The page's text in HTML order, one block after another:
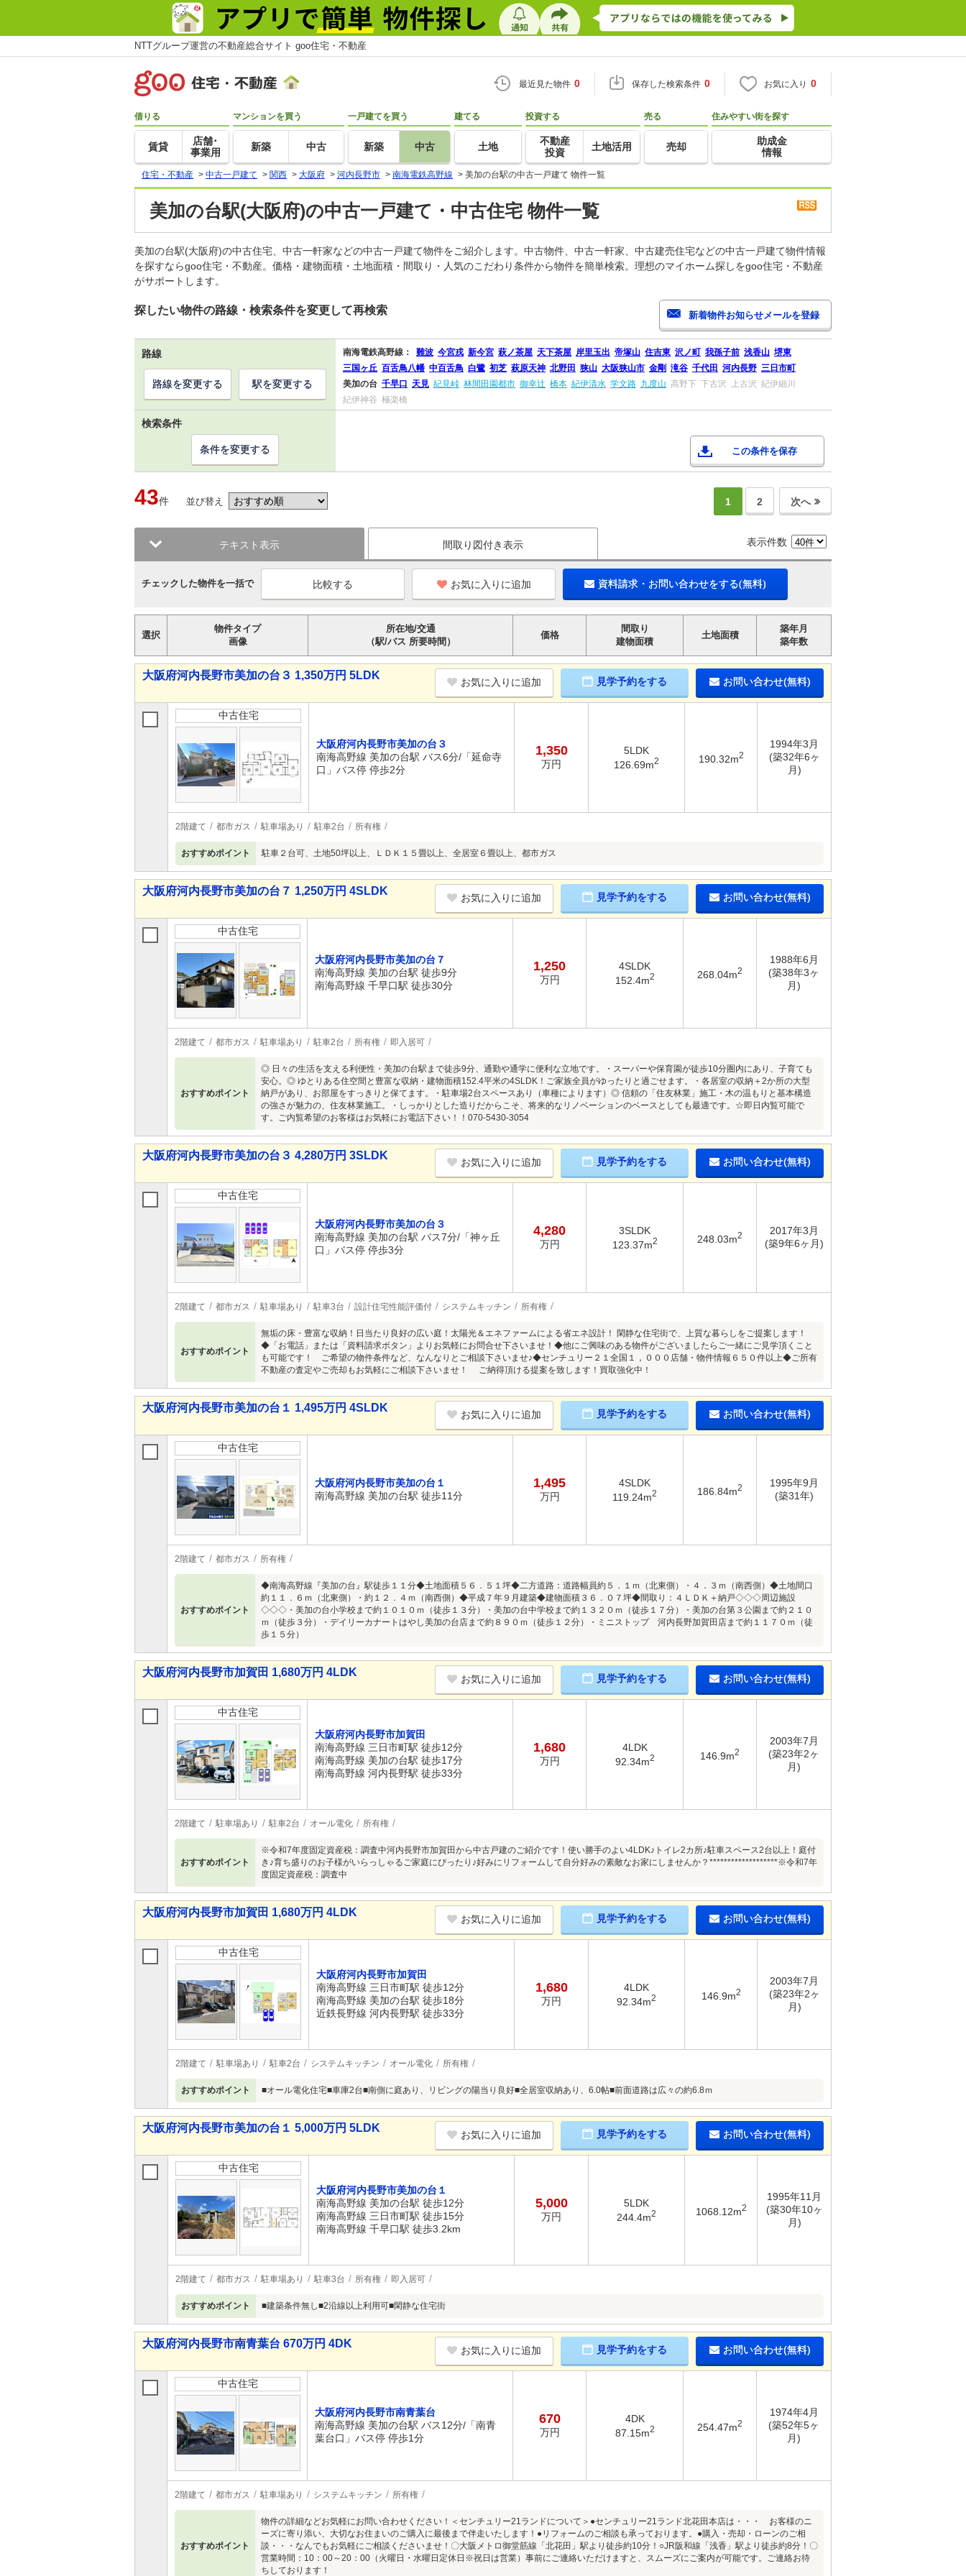
NTTグループ運営の不動産総合サイト goo住宅・不動産
最近見た物件 0 保存した検索条件 0 お気に入り 0
借りる
賃貸
店舗･
事業用
マンションを買う
新築 中古
一戸建てを買う
新築 中古
建てる
土地
投資する
不動産
投資
土地活用
売る
売却
住みやすい街を探す
助成金
情報
住宅・不動産 > 中古一戸建て > 関西 > 大阪府 > 河内長野市 > 南海電鉄高野線 > 美加の台駅の中古一戸建て 物件一覧
美加の台駅(大阪府)の中古一戸建て・中古住宅 物件一覧
美加の台駅(大阪府)の中古住宅、中古一軒家などの中古一戸建て物件をご紹介します。中古物件、中古一軒家、中古建売住宅などの中古一戸建て物件情報
を探すならgoo住宅・不動産。価格・建物面積・土地面積・間取り・人気のこだわり条件から物件を簡単検索。理想のマイホーム探しをgoo住宅・不動産
がサポートします。
探したい物件の路線・検索条件を変更して再検索
路線 南海電鉄高野線： 難波 今宮戎 新今宮 萩ノ茶屋 天下茶屋 岸里玉出 帝塚山 住吉東 沢ノ町 我孫子前 浅香山 堺東
三国ヶ丘 百舌鳥八幡 中百舌鳥 白鷺 初芝 萩原天神 北野田 狭山 大阪狭山市 金剛 滝谷 千代田 河内長野 三日市町
美加の台 千早口 天見 紀見峠 林間田園都市 御幸辻 橋本 紀伊清水 学文路 九度山 高野下 下古沢 上古沢 紀伊細川
紀伊神谷 極楽橋
路線を変更する 駅を変更する
検索条件
この条件を保存
条件を変更する
43件 並び替え 1 2 次へ
テキスト表示 間取り図付き表示 表示件数
チェックした物件を一括で お気に入りに追加 資料請求・お問い合わせをする(無料)
選択
物件タイプ
画像
所在地/交通
（駅/バス 所要時間）
価格
間取り
建物面積
土地面積
築年月
築年数
大阪府河内長野市美加の台３ 1,350万円 5LDK
お気に入りに追加 見学予約をする お問い合わせ(無料)
中古住宅
大阪府河内長野市美加の台３
南海高野線 美加の台駅 バス6分/「延命寺
口」バス停 停歩2分
1,350
万円
5LDK
126.69m2 190.32m2
1994年3月
(築32年6ヶ
月)
2階建て 都市ガス 駐車場あり 駐車2台 所有権
おすすめポイント 駐車２台可、土地50坪以上、ＬＤＫ１５畳以上、全居室６畳以上、都市ガス
大阪府河内長野市美加の台７ 1,250万円 4SLDK
お気に入りに追加 見学予約をする お問い合わせ(無料)
中古住宅
大阪府河内長野市美加の台７
南海高野線 美加の台駅 徒歩9分
南海高野線 千早口駅 徒歩30分
1,250
万円
4SLDK
152.4m2 268.04m2
1988年6月
(築38年3ヶ
月)
2階建て 都市ガス 駐車場あり 駐車2台 所有権 即入居可
おすすめポイント
◎ 日々の生活を支える利便性・美加の台駅まで徒歩9分、通勤や通学に便利な立地です。・スーパーや保育園が徒歩10分圏内にあり、子育ても
安心。◎ ゆとりある住空間と豊富な収納・建物面積152.4平米の4SLDK！ご家族全員がゆったりと過ごせます。・各居室の収納＋2か所の大型
納戸があり、お部屋をすっきりと保てます。・駐車場2台スペースあり（車種によります）◎ 信頼の「住友林業」施工・木の温もりと基本構造
の強さが魅力の、住友林業施工。・しっかりとした造りだからこそ、将来的なリノベーションのベースとしても最適です。☆即日内覧可能で
す。ご内覧希望のお客様はお気軽にお電話下さい！！070-5430-3054
大阪府河内長野市美加の台３ 4,280万円 3SLDK
お気に入りに追加 見学予約をする お問い合わせ(無料)
中古住宅
大阪府河内長野市美加の台３
南海高野線 美加の台駅 バス7分/「神ヶ丘
口」バス停 停歩3分
4,280
万円
3SLDK
123.37m2 248.03m2
2017年3月
(築9年6ヶ月)
2階建て 都市ガス 駐車場あり 駐車3台 設計住宅性能評価付 システムキッチン 所有権
おすすめポイント
無垢の床・豊富な収納！日当たり良好の広い庭！太陽光＆エネファームによる省エネ設計！ 閑静な住宅街で、上質な暮らしをご提案します！
◆「お電話」または「資料請求ボタン」よりお気軽にお問合せ下さいませ！◆他にご興味のある物件がございましたらご一緒にご見学頂くこと
も可能です！ ご希望の物件条件など、なんなりとご相談下さいませ♪◆センチュリー２１全国１，０００店舗・物件情報６５０件以上◆ご所有
不動産の査定やご売却もお気軽にご相談下さいませ！ ご納得頂ける提案を致します！買取強化中！
大阪府河内長野市美加の台１ 1,495万円 4SLDK
お気に入りに追加 見学予約をする お問い合わせ(無料)
中古住宅
大阪府河内長野市美加の台１
南海高野線 美加の台駅 徒歩11分
1,495
万円
4SLDK
119.24m2 186.84m2
1995年9月
(築31年)
2階建て 都市ガス 所有権
おすすめポイント
◆南海高野線『美加の台』駅徒歩１１分◆土地面積５６．５１坪◆二方道路：道路幅員約５．１ｍ（北東側）・４．３ｍ（南西側）◆土地間口
約１１．６ｍ（北東側）・約１２．４ｍ（南西側）◆平成７年９月建築◆建物面積３６．０７坪◆間取り：４ＬＤＫ＋納戸◇◇◇周辺施設
◇◇◇・美加の台小学校まで約１０１０ｍ（徒歩１３分）・美加の台中学校まで約１３２０ｍ（徒歩１７分）・美加の台第３公園まで約２１０
ｍ（徒歩３分）・デイリーカナートはやし美加の台店まで約８９０ｍ（徒歩１２分）・ミニストップ 河内長野加賀田店まで約１１７０ｍ（徒
歩１５分）
大阪府河内長野市加賀田 1,680万円 4LDK
お気に入りに追加 見学予約をする お問い合わせ(無料)
中古住宅
大阪府河内長野市加賀田
南海高野線 三日市町駅 徒歩12分
南海高野線 美加の台駅 徒歩17分
南海高野線 河内長野駅 徒歩33分
1,680
万円
4LDK
92.34m2 146.9m2
2003年7月
(築23年2ヶ
月)
2階建て 駐車場あり 駐車2台 オール電化 所有権
おすすめポイント
※令和7年度固定資産税：調査中河内長野市加賀田から中古戸建のご紹介です！使い勝手のよい4LDK♪トイレ2カ所♪駐車スペース2台以上！庭付
き♪育ち盛りのお子様がいらっしゃるご家庭にぴったり♪好みにリフォームして自分好みの素敵なお家にしませんか？*******************※令和7年
度固定資産税：調査中
大阪府河内長野市加賀田 1,680万円 4LDK
お気に入りに追加 見学予約をする お問い合わせ(無料)
中古住宅
大阪府河内長野市加賀田
南海高野線 三日市町駅 徒歩12分
南海高野線 美加の台駅 徒歩18分
近鉄長野線 河内長野駅 徒歩33分
1,680
万円
4LDK
92.34m2 146.9m2
2003年7月
(築23年2ヶ
月)
2階建て 駐車場あり 駐車2台 システムキッチン オール電化 所有権
おすすめポイント ■オール電化住宅■車庫2台■南側に庭あり、リビングの陽当り良好■全居室収納あり、6.0帖■前面道路は広々の約6.8ｍ
大阪府河内長野市美加の台１ 5,000万円 5LDK
お気に入りに追加 見学予約をする お問い合わせ(無料)
中古住宅
大阪府河内長野市美加の台１
南海高野線 美加の台駅 徒歩12分
南海高野線 三日市町駅 徒歩15分
南海高野線 千早口駅 徒歩3.2km
5,000
万円
5LDK
244.4m2 1068.12m2
1995年11月
(築30年10ヶ
月)
2階建て 都市ガス 駐車場あり 駐車3台 所有権 即入居可
おすすめポイント ■建築条件無し■2沿線以上利用可■閑静な住宅街
大阪府河内長野市南青葉台 670万円 4DK
お気に入りに追加 見学予約をする お問い合わせ(無料)
中古住宅
大阪府河内長野市南青葉台
南海高野線 美加の台駅 バス12分/「南青
葉台口」バス停 停歩1分
670
万円
4DK
87.15m2 254.47m2
1974年4月
(築52年5ヶ
月)
2階建て 都市ガス 駐車場あり システムキッチン 所有権
おすすめポイント
物件の詳細などお気軽にお問い合わせください！＜センチュリー21ランドについて＞●センチュリー21ランド北花田本店は・・・ お客様のニ
ーズに寄り添い、大切なお住まいのご購入に最後まで伴走いたします！●リフォームのご相談も承っております。●購入・売却・ローンのご相
談・・・なんでもお気軽にご相談くださいませ！〇大阪メトロ御堂筋線「北花田」駅より徒歩約10分！○JR阪和線「浅香」駅より徒歩約8分！〇
営業時間：10：00～20：00（火曜日・水曜日定休日※祝日は営業）事前にご連絡いただけますと、スムーズにご案内が可能です。ご連絡お待
ちしております！